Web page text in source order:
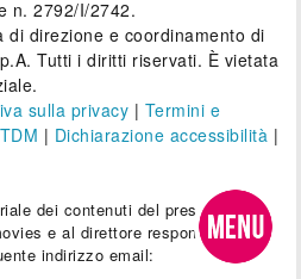
n. 2792/I/2742.
di direzione e coordinamento di
Tutti i diritti riservati. È vietata
sulla privacy | Termini e
| Dichiarazione accessibilità |
dei contenuti del presente sito
e al direttore responsabile.
indirizzo email: